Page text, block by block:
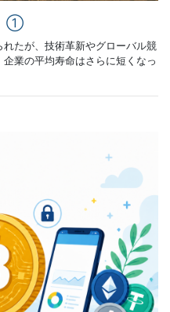
」①
たが、技術革新やグローバル競
業の平均寿命はさらに短くなっ